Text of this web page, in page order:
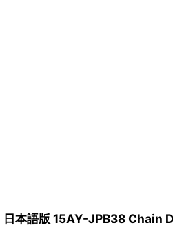
日本語版 15AY-JPB38 Chain